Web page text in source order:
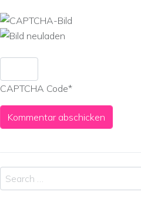
CAPTCHA Code*
Search